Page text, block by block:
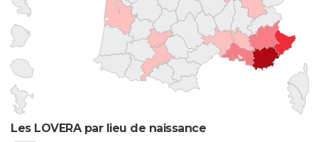
Les LOVERA par lieu de naissance